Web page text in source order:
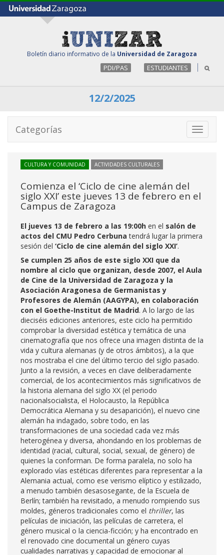
Boletín diario informativo de la Universidad de Zaragoza
PDI/PAS ESTUDIANTES
12/2/2025
Toggle
Categorías
CULTURA Y COMUNIDAD ACTIVIDADES CULTURALES
Comienza el ‘Ciclo de cine alemán del
siglo XXI’ este jueves 13 de febrero en el
Campus de Zaragoza
El jueves 13 de febrero a las 19:00h en el salón de
actos del CMU Pedro Cerbuna tendrá lugar la primera
sesión del ‘Ciclo de cine alemán del siglo XXI’.
Se cumplen 25 años de este siglo XXI que da
nombre al ciclo que organizan, desde 2007, el Aula
de Cine de la Universidad de Zaragoza y la
Asociación Aragonesa de Germanistas y
Profesores de Alemán (AAGYPA), en colaboración
con el Goethe-Institut de Madrid. A lo largo de las
dieciséis ediciones anteriores, este ciclo ha permitido
comprobar la diversidad estética y temática de una
cinematografía que nos ofrece una imagen distinta de la
vida y cultura alemanas (y de otros ámbitos), a la que
nos mostraba el cine del último tercio del siglo pasado.
Junto a la revisión, a veces en clave deliberadamente
comercial, de los acontecimientos más significativos de
la historia alemana del siglo XX (el periodo
nacionalsocialista, el Holocausto, la República
Democrática Alemana y su desaparición), el nuevo cine
alemán ha indagado, sobre todo, en las
transformaciones de una sociedad cada vez más
heterogénea y diversa, ahondando en los problemas de
identidad (racial, cultural, social, sexual, de género) de
quienes la conforman. De forma paralela, no solo ha
explorado vías estéticas diferentes para representar a la
Alemania actual, como ese verismo elíptico y estilizado,
a menudo también desasosegante, de la Escuela de
Berlín; también ha revisitado, a menudo rompiendo sus
moldes, géneros tradicionales como el thriller, las
películas de iniciación, las películas de carretera, el
género musical o la ciencia-ficción; y ha encontrado en
el renovado cine documental un género cuyas
cualidades narrativas y capacidad de emocionar al